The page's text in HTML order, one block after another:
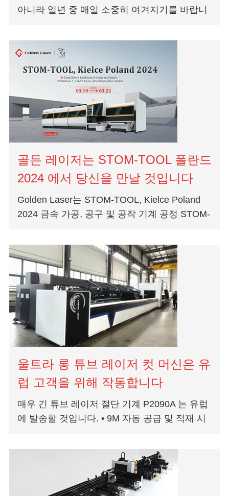
아니라 일년 중 매일 소중히 여겨지기를 바랍니
년 이상의 경험을 보유하고 있습니다...
골든 레이저는 STOM-TOOL 폴란드
2024 에서 당신을 만날 것입니다
Golden Laser는 STOM-TOOL, Kielce Poland
2024 금속 가공, 공구 및 공작 기계 공정 STOM-
22.03.2024)STOM-TOOL - BLECH &
CUTTING-레이저-ROBOTICS -...
울트라 롱 튜브 레이저 컷 머신은 유
럽 고객을 위해 작동합니다
매우 긴 튜브 레이저 절단 기계 P2090A 는 유럽
에 발송할 것입니다. • 9M 자동 공급 및 적재 시
• 더 많은 비용 절감 및 생산 개선 • 회전...